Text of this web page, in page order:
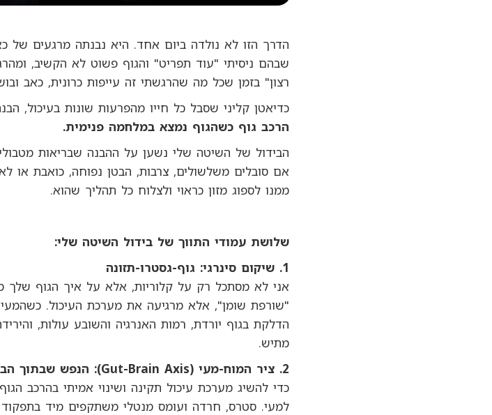
הדרך הזו לא נולדה ביום אחד. היא נבנתה מרגעים של
שבהם ניסיתי "עוד תפריט" והגוף פשוט לא הקשיב,
רצון" בזמן שכל מה שהרגשתי זה עייפות כרונית, כאב
כדיאטן קליני שסבל כל חייו מהפרעות שונות בעיכול,
הרכב גוף כשהגוף נמצא במלחמה פנימית.
הבידול של השיטה שלי נשען על ההבנה שבריאות
אם סובלים משלשולים, צרבות, הבטן נפוחה, כואבת או
ממנו לספוג מזון כראוי ולצלוח כל תהליך שהוא.
שלושת עמודי התווך של בידול השיטה שלי:
1. שיקום סינרגי: גוף-גסטרו-תזונה
אני לא מסתכל רק על קלוריות, אלא על איך הגוף שלך
"שורפת שומן", אלא מרגיעה את מערכת העיכול. כשהמעי
הדלקת בגוף יורדת, רמות האנרגיה והשובע עולות,
מתיש.
2. ציר המוח-מעי (Gut-Brain Axis): הנפש שבתוך הבטן
כדי להשיג מערכת עיכול תקינה ושינוי אמיתי בהרכב
למעי. סטרס, חרדה ועומס מנטלי משתקפים מיד